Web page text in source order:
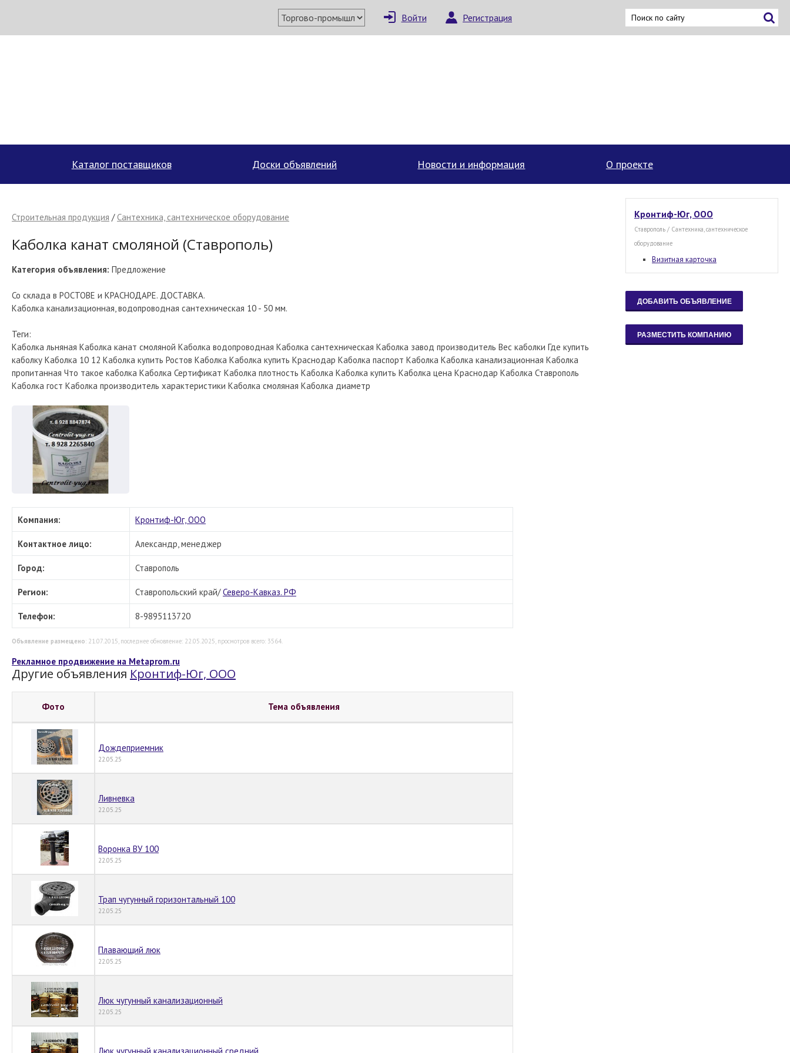
Войти Регистрация
Каталог поставщиков Доски объявлений Новости и информация О проекте
Строительная продукция /Сантехника, сантехническое оборудование
Каболка канат смоляной (Ставрополь)
Категория объявления: Предложение
Со склада в РОСТОВЕ и КРАСНОДАРЕ. ДОСТАВКА.
Каболка канализационная, водопроводная сантехническая 10 - 50 мм.
Теги:
Каболка льняная Каболка канат смоляной Каболка водопроводная Каболка сантехническая Каболка завод производитель Вес каболки Где купить
каболку Каболка 10 12 Каболка купить Ростов Каболка Каболка купить Краснодар Каболка паспорт Каболка Каболка канализационная Каболка
пропитанная Что такое каболка Каболка Сертификат Каболка плотность Каболка Каболка купить Каболка цена Краснодар Каболка Ставрополь
Каболка гост Каболка производитель характеристики Каболка смоляная Каболка диаметр
× Написать поставщику
Компания: Кронтиф-Юг, ООО
Контактное лицо: Александр, менеджер
Город: Ставрополь
Регион: Ставропольский край/Северо-Кавказ. РФ
Телефон: 8-9895113720
Объявление размещено: 21.07.2015, последнее обновление: 22.05.2025, просмотров всего: 3564.
Рекламное продвижение на Metaprom.ru
Другие объявления Кронтиф-Юг, ООО
Фото Тема объявления
Дождеприемник
22.05.25
Ливневка
22.05.25
Воронка ВУ 100
22.05.25
Трап чугунный горизонтальный 100
22.05.25
Плавающий люк
22.05.25
Люк чугунный канализационный
22.05.25
Кронтиф-Юг, ООО
Ставрополь / Сантехника, сантехническое
оборудование
Визитная карточка